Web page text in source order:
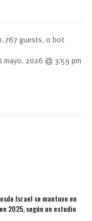
guests, 0 bot
mayo, 2026 @ 3:59 pm
Israel se mantuvo en
2025, según un estudio